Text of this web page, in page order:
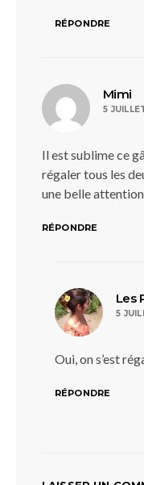
RÉPONDRE
Mimi
5
Il est sublime ce
régaler tous les
une belle attention
RÉPONDRE
Les
5
Oui, on s’est
RÉPONDRE